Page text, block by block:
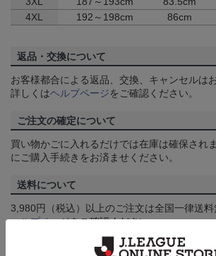
4XL
192～198cm 86cm
返品・交換について
お客様都合による返品、交換、キャンセルは
詳しくはヘルプページをご確認ください。
ご注文の確定について
買い物かごに入れるだけでは在庫は確保され
にご購入手続きをお済ませください。
送料について
3,980円（税込）以上のご注文は全国一律送
ヘルプページをご確認ください。
配送方法について